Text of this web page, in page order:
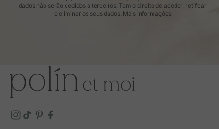
dados não serão cedidos a terceiros. Tem o direito de aceder, retificar
e eliminar os seus dados. Mais informações